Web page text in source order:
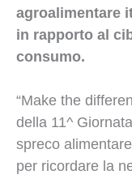
agroalimentare
in rapporto al
consumo.
“Make the
della 11^
spreco
per ricordare la